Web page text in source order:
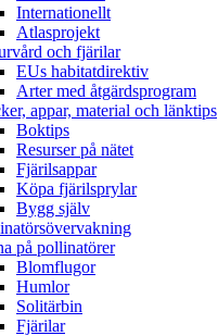
Internationellt
Atlasprojekt
och fjärilar
EUs habitatdirektiv
Arter med åtgärdsprogram
appar, material och länktips
Boktips
Resurser på nätet
Fjärilsappar
Köpa fjärilsprylar
Bygg själv
på pollinatörer
Blomflugor
Humlor
Solitärbin
Fjärilar